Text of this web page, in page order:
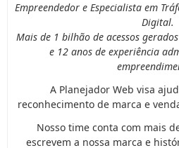
Empreendedor e Especialista em
Digital.
Mais de 1 bilhão de acessos
e 12 anos de experiência
A Planejador Web visa
reconhecimento de marca e
Nosso time conta com mais
escrevem a nossa marca e